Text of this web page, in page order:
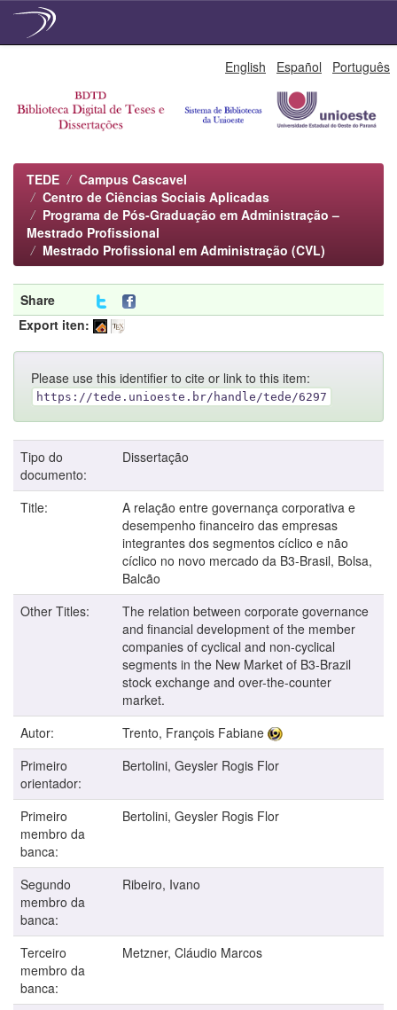
English Español Português
TEDE
Campus Cascavel
Centro de Ciências Sociais Aplicadas
Programa de Pós-Graduação em Administração –
Mestrado Profissional
Mestrado Profissional em Administração (CVL)
Share
Export iten:
Please use this identifier to cite or link to this item:
https://tede.unioeste.br/handle/tede/6297
Tipo do
documento:
Dissertação
Title:
A relação entre governança corporativa e
desempenho financeiro das empresas
integrantes dos segmentos cíclico e não
cíclico no novo mercado da B3-Brasil, Bolsa,
Balcão
Other Titles:
The relation between corporate governance
and financial development of the member
companies of cyclical and non-cyclical
segments in the New Market of B3-Brazil
stock exchange and over-the-counter
market.
Autor:
Trento, François Fabiane
Primeiro
orientador:
Bertolini, Geysler Rogis Flor
Primeiro
membro da
banca:
Bertolini, Geysler Rogis Flor
Segundo
membro da
banca:
Ribeiro, Ivano
Terceiro
membro da
banca:
Metzner, Cláudio Marcos